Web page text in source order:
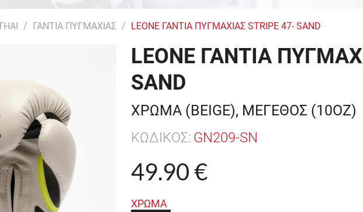
ΓΑΝΤΙΑ ΠΥΓΜΑΧΙΑΣ LEONE ΓΑΝΤΙΑ ΠΥΓΜΑΧΙΑΣ STRIPE 47- SAND
LEONE ΓΑΝΤΙΑ
SAND
ΧΡΩΜΑ (BEIGE), ΜΕΓΕΘΟΣ (10OZ)
ΚΩΔΙΚΟΣ: GN209-SN
49.90 €
ΧΡΩΜΑ